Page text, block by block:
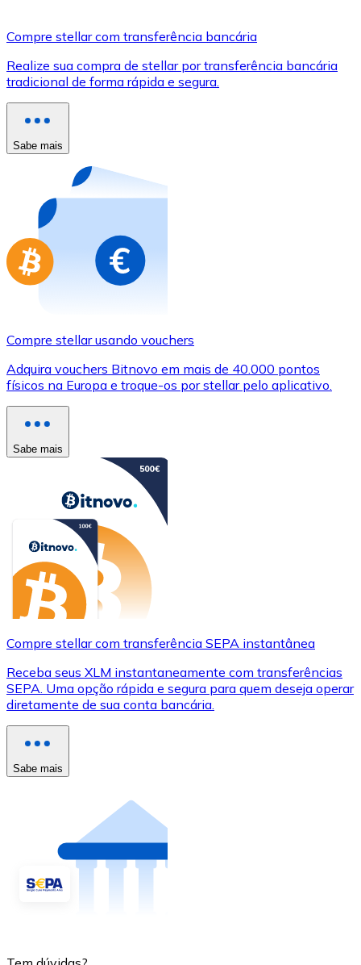
Use cartões Visa e Mastercard para comprar
Comprar com cartão
Compre cartões-presente das suas marcas favoritas
Ir para a loja de cartões-presente
Compre stellar com transferência bancária
Realize sua compra de stellar por transferência bancária
tradicional de forma rápida e segura.
Sabe mais
Compre stellar usando vouchers
Adquira vouchers Bitnovo em mais de 40.000 pontos
físicos na Europa e troque-os por stellar pelo aplicativo.
Sabe mais
Compre stellar com transferência SEPA instantânea
Receba seus XLM instantaneamente com transferências
SEPA. Uma opção rápida e segura para quem deseja operar
diretamente de sua conta bancária.
Sabe mais